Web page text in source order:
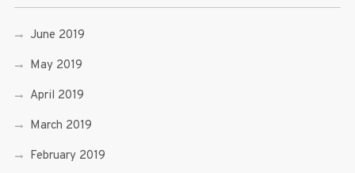
June 2019
May 2019
April 2019
March 2019
February 2019